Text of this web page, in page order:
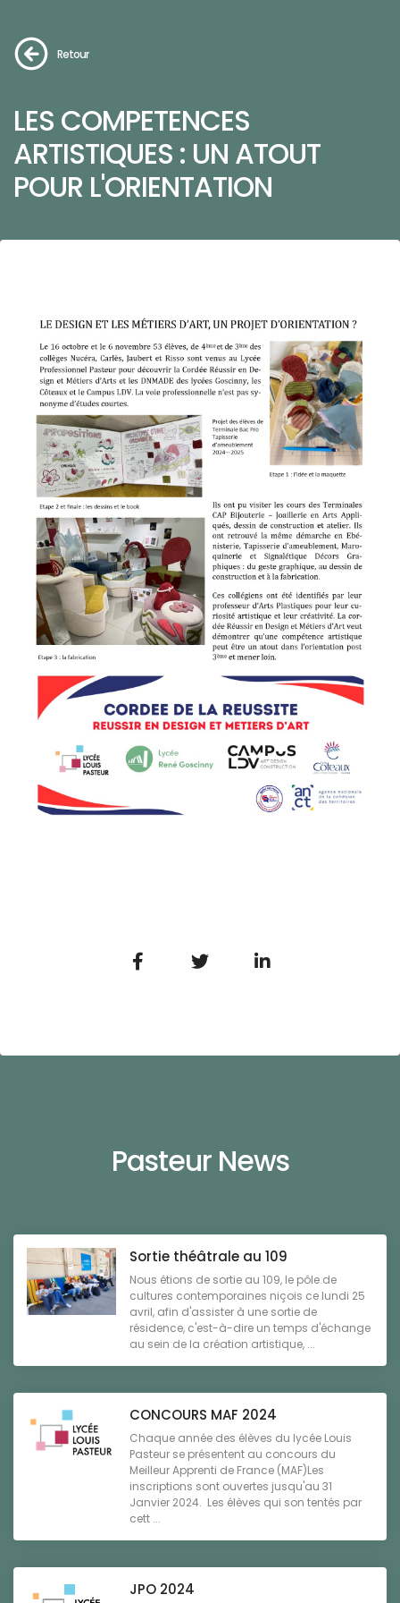
Retour
LES COMPETENCES
ARTISTIQUES : UN ATOUT
POUR L'ORIENTATION
Pasteur News
Sortie théâtrale au 109
Nous étions de sortie au 109, le pôle de
cultures contemporaines niçois ce lundi 25
avril, afin d'assister à une sortie de
résidence, c'est-à-dire un temps d'échange
au sein de la création artistique, ...
CONCOURS MAF 2024
Chaque année des élèves du lycée Louis
Pasteur se présentent au concours du
Meilleur Apprenti de France (MAF)Les
inscriptions sont ouvertes jusqu'au 31
Janvier 2024. Les élèves qui son tentés par
cett ...
JPO 2024